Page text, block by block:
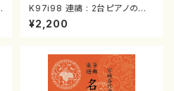
K97i98 連禱 : 2台ピアノのた
めの（2 Pianos / 菊池 幸夫 /
楽譜）
¥2,200